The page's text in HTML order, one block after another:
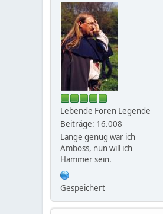
Lebende Foren Legende
Beiträge: 16.008
Lange genug war ich
Amboss, nun will ich
Hammer sein.
Gespeichert